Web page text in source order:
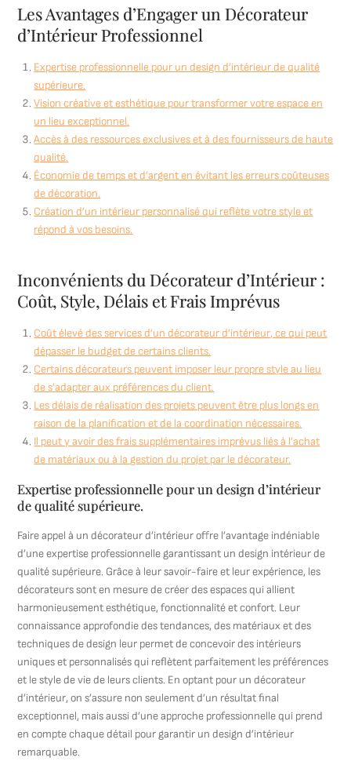
Les Avantages d’Engager un Décorateur
d’Intérieur Professionnel
Expertise professionnelle pour un design d’intérieur de qualité
supérieure.
Vision créative et esthétique pour transformer votre espace en
un lieu exceptionnel.
Accès à des ressources exclusives et à des fournisseurs de haute
qualité.
Économie de temps et d’argent en évitant les erreurs coûteuses
de décoration.
Création d’un intérieur personnalisé qui reflète votre style et
répond à vos besoins.
Inconvénients du Décorateur d’Intérieur :
Coût, Style, Délais et Frais Imprévus
Coût élevé des services d’un décorateur d’intérieur, ce qui peut
dépasser le budget de certains clients.
Certains décorateurs peuvent imposer leur propre style au lieu
de s’adapter aux préférences du client.
Les délais de réalisation des projets peuvent être plus longs en
raison de la planification et de la coordination nécessaires.
Il peut y avoir des frais supplémentaires imprévus liés à l’achat
de matériaux ou à la gestion du projet par le décorateur.
Expertise professionnelle pour un design d’intérieur
de qualité supérieure.
Faire appel à un décorateur d’intérieur offre l’avantage indéniable
d’une expertise professionnelle garantissant un design intérieur de
qualité supérieure. Grâce à leur savoir-faire et leur expérience, les
décorateurs sont en mesure de créer des espaces qui allient
harmonieusement esthétique, fonctionnalité et confort. Leur
connaissance approfondie des tendances, des matériaux et des
techniques de design leur permet de concevoir des intérieurs
uniques et personnalisés qui reflètent parfaitement les préférences
et le style de vie de leurs clients. En optant pour un décorateur
d’intérieur, on s’assure non seulement d’un résultat final
exceptionnel, mais aussi d’une approche professionnelle qui prend
en compte chaque détail pour garantir un design d’intérieur
remarquable.